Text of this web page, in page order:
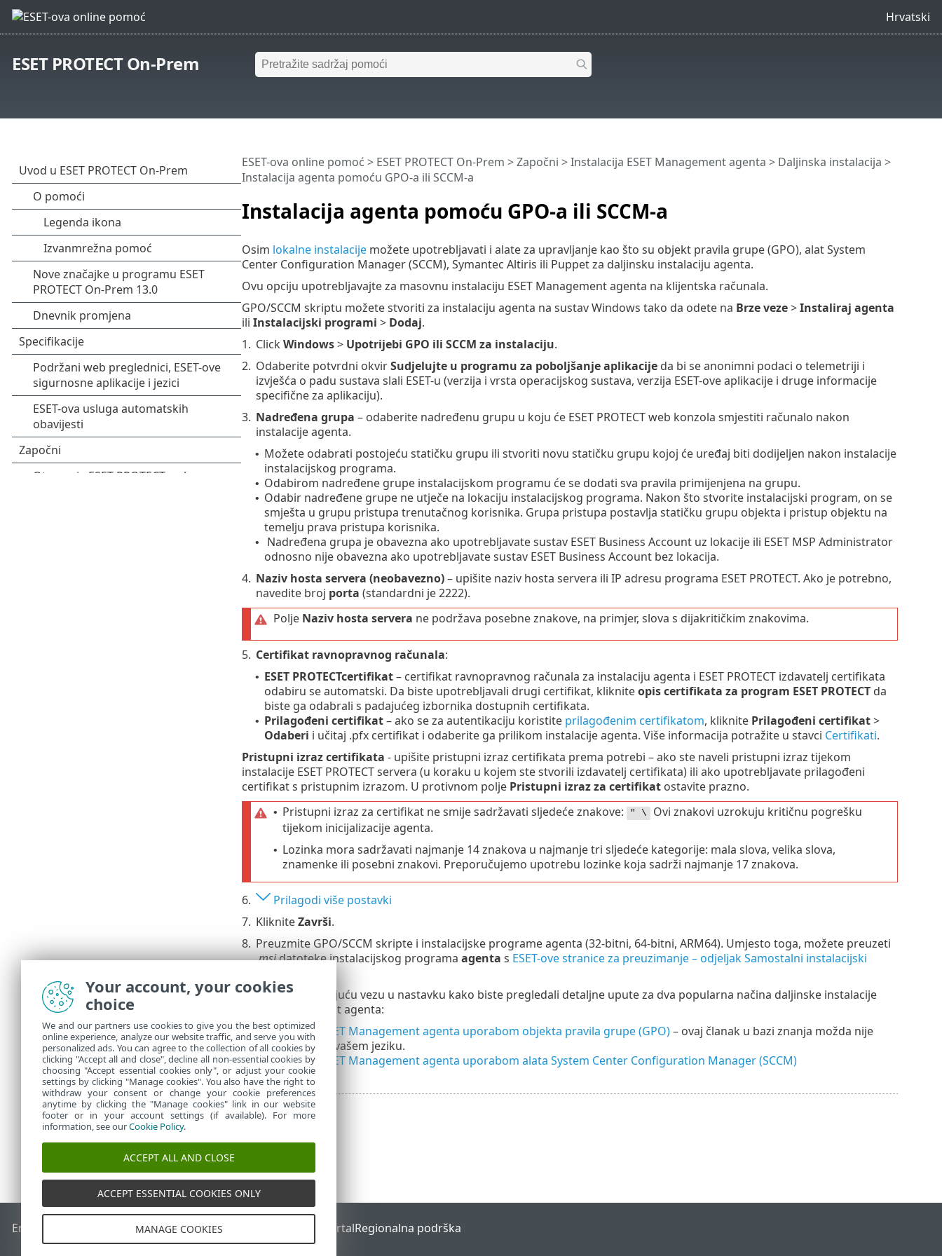
Hrvatski
ESET PROTECT On-Prem
Instalacija agenta pomoću GPO-a ili SCCM-a
ESET-ova online pomoć > ESET PROTECT On-Prem >Započni >Instalacija ESET Management agenta > Daljinska instalacija >
Instalacija agenta pomoću GPO-a ili SCCM-a
Osim lokalne instalacijemožete upotrebljavati i alate za upravljanje kao što su objekt pravila grupe (GPO), alat System
Center Configuration Manager (SCCM), Symantec Altiris ili Puppet za daljinsku instalaciju agenta.
Ovu opciju upotrebljavajte za masovnu instalaciju ESET Management agenta na klijentska računala.
GPO/SCCM skriptu možete stvoriti za instalaciju agenta na sustav Windows tako da odete na Brze veze>Instaliraj agenta
ili Instalacijski programi > Dodaj.
1. Click Windows> Upotrijebi GPO ili SCCM za instalaciju.
2. Odaberite potvrdni okvirSudjelujte u programu za poboljšanje aplikacijeda bi se anonimni podaci o telemetriji i
izvješća o padu sustava slali ESET-u (verzija i vrsta operacijskog sustava, verzija ESET-ove aplikacije i druge informacije
specifične za aplikaciju).
3. Nadređena grupa – odaberite nadređenu grupu u koju će ESET PROTECT web konzola smjestiti računalo nakon
instalacije agenta.
• Možete odabrati postojeću statičku grupu ili stvoriti novu statičku grupu kojoj će uređaj biti dodijeljen nakon instalacije
instalacijskog programa.
• Odabirom nadređene grupe instalacijskom programu će se dodati sva pravila primijenjena na grupu.
• Odabir nadređene grupe ne utječe na lokaciju instalacijskog programa. Nakon što stvorite instalacijski program, on se
smješta u grupu pristupa trenutačnog korisnika. Grupa pristupa postavlja statičku grupu objekta i pristup objektu na
temelju prava pristupa korisnika.
•
Nadređena grupa je obavezna ako upotrebljavate sustav ESET Business Account uz lokacije ili ESET MSP Administrator
odnosno nije obavezna ako upotrebljavate sustav ESET Business Account bez lokacija.
4. Naziv hosta servera (neobavezno)– upišite naziv hosta servera ili IP adresu programa ESET PROTECT. Ako je potrebno,
navedite broj porta (standardni je 2222).
Polje Naziv hosta servera ne podržava posebne znakove, na primjer, slova s dijakritičkim znakovima.
5. Certifikat ravnopravnog računala:
• ESET PROTECTcertifikat– certifikat ravnopravnog računala za instalaciju agenta i ESET PROTECT izdavatelj certifikata
odabiru se automatski. Da biste upotrebljavali drugi certifikat, klikniteopis certifikata za program ESET PROTECTda
biste ga odabrali s padajućeg izbornika dostupnih certifikata.
• Prilagođeni certifikat– ako se za autentikaciju koristite prilagođenim certifikatom, kliknite Prilagođeni certifikat>
Odaberi i učitaj .pfx certifikat i odaberite ga prilikom instalacije agenta. Više informacija potražite u stavci Certifikati.
Pristupni izraz certifikata - upišite pristupni izraz certifikata prema potrebi – ako ste naveli pristupni izraz tijekom
instalacije ESET PROTECT servera (u koraku u kojem ste stvorili izdavatelj certifikata) ili ako upotrebljavate prilagođeni
certifikat s pristupnim izrazom. U protivnom polje Pristupni izraz za certifikatostavite prazno.
• Pristupni izraz za certifikat ne smije sadržavati sljedeće znakove: " \ Ovi znakovi uzrokuju kritičnu pogrešku
tijekom inicijalizacije agenta.
• Lozinka mora sadržavati najmanje 14 znakova u najmanje tri sljedeće kategorije: mala slova, velika slova,
znamenke ili posebni znakovi. Preporučujemo upotrebu lozinke koja sadrži najmanje 17 znakova.
6.
Prilagodi više postavki
7. KlikniteZavrši.
8. Preuzmite GPO/SCCM skripte i instalacijske programe agenta (32-bitni, 64-bitni, ARM64). Umjesto toga, možete preuzeti
.msidatoteke instalacijskog programa agenta s ESET-ove stranice za preuzimanje – odjeljak Samostalni instalacijski
Kliknite odgovarajuću vezu u nastavku kako biste pregledali detaljne upute za dva popularna načina daljinske instalacije
ESET Management agenta:
• Instalacija ESET Management agenta uporabom objekta pravila grupe (GPO)– ovaj članak u bazi znanja možda nije
dostupan na vašem jeziku.
• Instalacija ESET Management agenta uporabom alata System Center Configuration Manager (SCCM)
End of Life ESET-ova baza znanjaESET-ov forum ESET Status PortalRegionalna podrška
Your account, your cookies
choice
We and our partners use cookies to give you the best optimized
online experience, analyze our website traffic, and serve you with
personalized ads. You can agree to the collection of all cookies by
clicking "Accept all and close", decline all non-essential cookies by
choosing "Accept essential cookies only", or adjust your cookie
settings by clicking "Manage cookies". You also have the right to
withdraw your consent or change your cookie preferences
anytime by clicking the "Manage cookies" link in our website
footer or in your account settings (if available). For more
information, see ourCookie Policy.
ACCEPT ALL AND CLOSE
ACCEPT ESSENTIAL COOKIES ONLY
MANAGE COOKIES